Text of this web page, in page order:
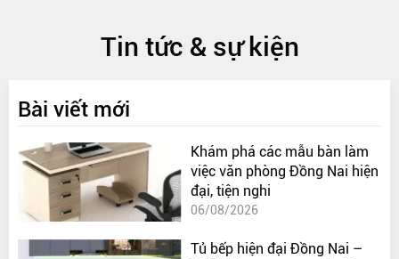
Tin tức & sự kiện
Bài viết mới
Khám phá các mẫu bàn làm
việc văn phòng Đồng Nai hiện
đại, tiện nghi
06/08/2026
Tủ bếp hiện đại Đồng Nai –